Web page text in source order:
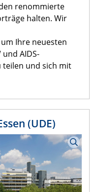
renommierte
halten. Wir
Ihre neuesten
AIDS-
teilen und sich mit
(UDE)